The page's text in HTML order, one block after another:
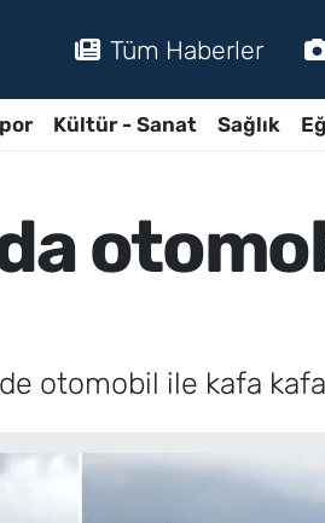
Tüm Haberler
Kültür - Sanat Sağlık
otomobil ile kafa